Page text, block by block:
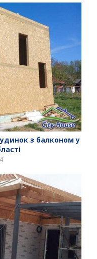
з балконом у